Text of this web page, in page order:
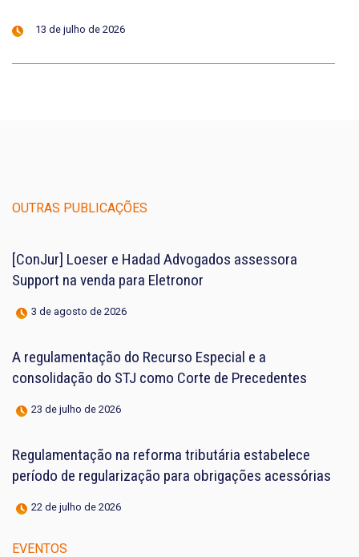
13 de julho de 2026
OUTRAS PUBLICAÇÕES
[ConJur] Loeser e Hadad Advogados assessora
Support na venda para Eletronor
3 de agosto de 2026
A regulamentação do Recurso Especial e a
consolidação do STJ como Corte de Precedentes
23 de julho de 2026
Regulamentação na reforma tributária estabelece
período de regularização para obrigações acessórias
22 de julho de 2026
EVENTOS